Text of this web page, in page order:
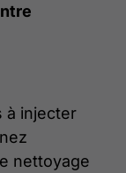
à injecter
nettoyage